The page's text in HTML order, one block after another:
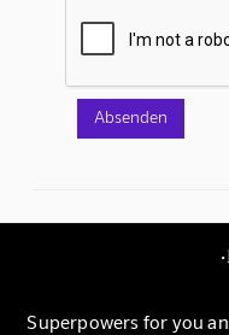
Superpowers for you